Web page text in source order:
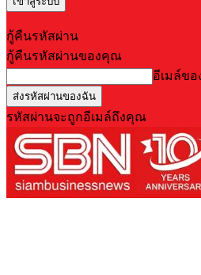
กู้คืนรหัสผ่าน
กู้คืนรหัสผ่านของคุณ
อีเมล์ข
รหัสผ่านจะถูกอีเมล์ถึงคุณ